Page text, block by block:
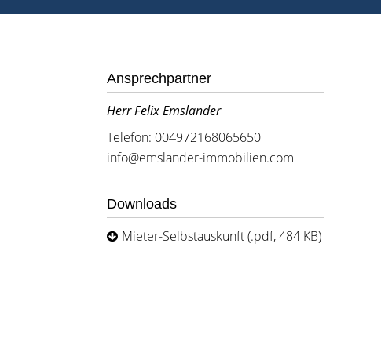
Ansprechpartner
Herr Felix Emslander
Telefon: 004972168065650
info@emslander-immobilien.com
Downloads
Mieter-Selbstauskunft (.pdf, 484 KB)